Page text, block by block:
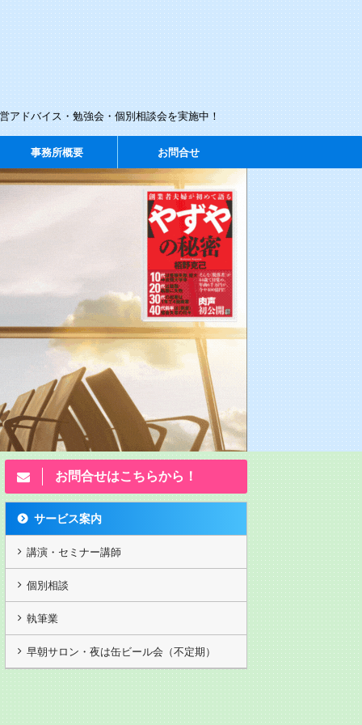
ドバイス・勉強会・個別相談会を実施中！
事務所概要 お問合せ
講演動画202503月
20年前ですがw カヤノ
独立起業塾2 九州ベンチャー
第13回 ランチェスター竹田の
｢弱者必勝の顧客戦略/感謝は態
度で示せの法則 5,250円(税抜)
DVDのみ 重要な顧客戦略。一
独立起業塾
第１回独立起
転起業物語
DVDのみ 石
／ランチェス
お問合せはこちらから！
サービス案内
講演・セミナー講師
個別相談
執筆業
早朝サロン・夜は缶ビール会（不定期）